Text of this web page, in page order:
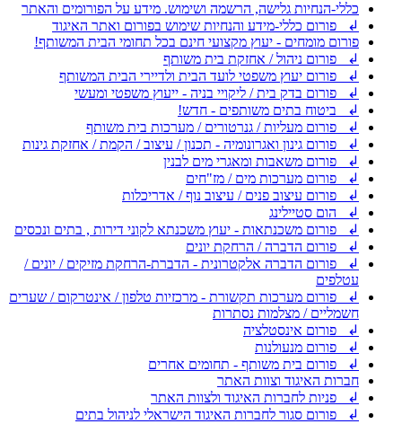
כללי-הנחיות גלישה, הרשמה ושימוש. מידע על הפורומים והאתר
↲ פורום כללי-מידע והנחיות שימוש בפורום ואתר האיגוד
פורום מומחים - יעוץ מקצועי חינם בכל תחומי הבית המשותף!
↲ פורום ניהול / אחזקת בית משותף
↲ פורום יעוץ משפטי לועד הבית ולדיירי הבית המשותף
↲ פורום בדק בית / ליקויי בניה - ייעוץ משפטי ומעשי
↲ ביטוח בתים משותפים - חדש!
↲ פורום מעליות / גנרטורים / מערכות בית משותף
↲ פורום גינון ואגרונומיה - תכנון / עיצוב / הקמת / אחזקת גינות
↲ פורום משאבות ומאגרי מים לבנין
↲ פורום מערכות מים / מז"חים
↲ פורום עיצוב פנים / עיצוב נוף / אדריכלות
↲ הום סטיילינג
↲ פורום משכנתאות - יעוץ משכנתא לקוני דירות , בתים ונכסים
↲ פורום הדברה / הרחקת יונים
↲ פורום הדברה אלקטרונית - הדברת-הרחקת מזיקים / יונים /
עטלפים
↲ פורום מערכות תקשורת - מרכזיות טלפון / אינטרקום / שערים
חשמליים / מצלמות נסתרות
↲ פורום אינסטלציה
↲ פורום מנעולנות
↲ פורום בית משותף - תחומים אחרים
חברות האיגוד וצוות האתר
↲ פניות לחברות האיגוד ולצוות האתר
↲ פורום סגור לחברות האיגוד הישראלי לניהול בתים